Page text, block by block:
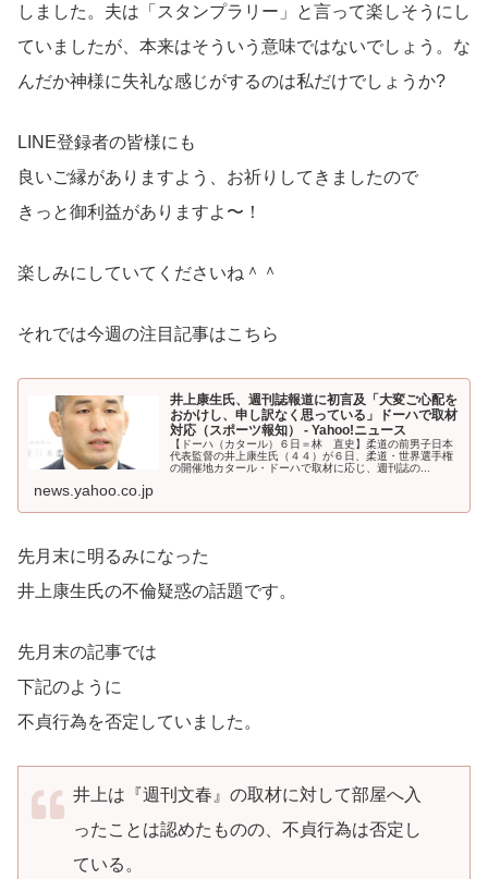
しました。夫は「スタンプラリー」と言って楽しそうにし
ていましたが、本来はそういう意味ではないでしょう。な
んだか神様に失礼な感じがするのは私だけでしょうか?
LINE登録者の皆様にも
良いご縁がありますよう、お祈りしてきましたので
きっと御利益がありますよ〜！
楽しみにしていてくださいね＾＾
それでは今週の注目記事はこちら
井上康生氏、週刊誌報道に初言及「大変ご心配を
おかけし、申し訳なく思っている」ドーハで取材
対応（スポーツ報知） - Yahoo!ニュース
【ドーハ（カタール）６日＝林 直史】柔道の前男子日本
代表監督の井上康生氏（４４）が６日、柔道・世界選手権
の開催地カタール・ドーハで取材に応じ、週刊誌の...
news.yahoo.co.jp
先月末に明るみになった
井上康生氏の不倫疑惑の話題です。
先月末の記事では
下記のように
不貞行為を否定していました。
井上は『週刊文春』の取材に対して部屋へ入
ったことは認めたものの、不貞行為は否定し
ている。